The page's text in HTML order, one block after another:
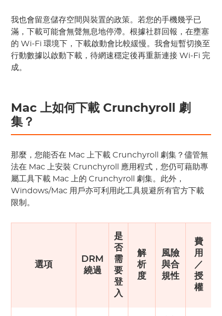
我也會留意儲存空間與裝置的政策。若您的手機幾乎已
滿，下載可能會無聲無息地停滯。根據社群回報，在壅塞
的 Wi-Fi 環境下，下載啟動會比較緩慢。我會短暫切換至
行動數據以啟動下載，待網速穩定後再重新連接 Wi-Fi 完
成。
Mac 上如何下載 Crunchyroll 劇
集？
那麼，您能否在 Mac 上下載 Crunchyroll 劇集？儘管無
法在 Mac 上安裝 Crunchyroll 應用程式，您仍可藉助專
屬工具下載 Mac 上的 Crunchyroll 劇集。此外，
Windows/Mac 用戶亦可利用此工具規避所有官方下載
限制。
選項
DRM
繞過
是
否
需
要
登
入
解
析
度
風險
與合
規性
費
用
／
授
權